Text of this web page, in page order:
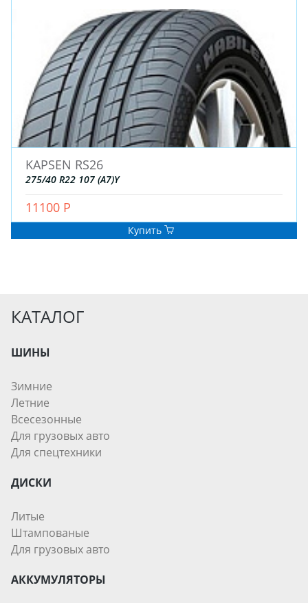
KAPSEN RS26
275/40 R22 107 (A7)Y
11100 Р
Купить
КАТАЛОГ
ШИНЫ
Зимние
Летние
Всесезонные
Для грузовых авто
Для спецтехники
ДИСКИ
Литые
Штампованые
Для грузовых авто
АККУМУЛЯТОРЫ